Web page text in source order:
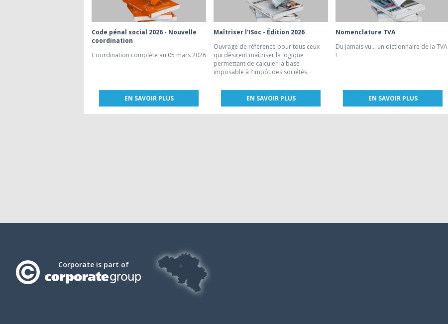
Code pénal social 2026 - Nouvelle
coordination
Coordination complète au 05 mars 2026
EN SAVOIR PLUS
Maîtriser l'ISoc - Édition 2026
Ouvrage de référence pour tous ceux
qui désirent maîtriser la logique
permettant de calculer la base
imposable à l'impôt des sociétés.
EN SAVOIR PLUS
Nomenclature TVA
Du jamais vu... un dictionnaire de la TVA
!
EN SAVOIR PLUS
Corporate is part of